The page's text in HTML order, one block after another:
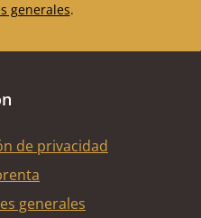
generales.
de privacidad
generales